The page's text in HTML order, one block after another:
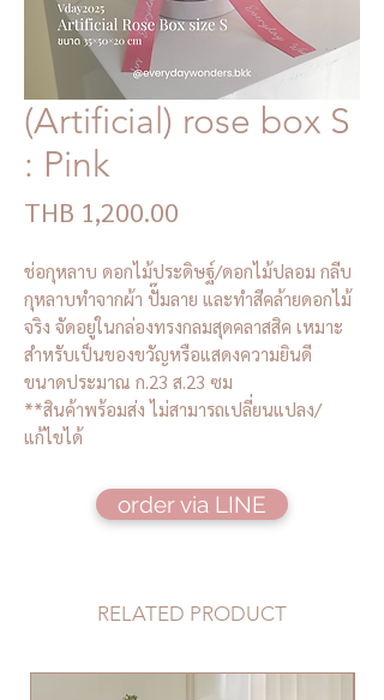
(Artificial) rose box S
: Pink
THB 1,200.00
ช่อกุหลาบ ดอกไม้ประดิษฐ์/ดอกไม้ปลอม กลีบ
กุหลาบทำจากผ้า ปั๊มลาย และทำสีคล้ายดอกไม้
จริง จัดอยู่ในกล่องทรงกลมสุดคลาสสิค เหมาะ
สำหรับเป็นของขวัญหรือแสดงความยินดี
ขนาดประมาณ ก.23 ส.23 ซม
**สินค้าพร้อมส่ง ไม่สามารถเปลี่ยนแปลง/
แก้ไขได้
order via LINE
RELATED PRODUCT